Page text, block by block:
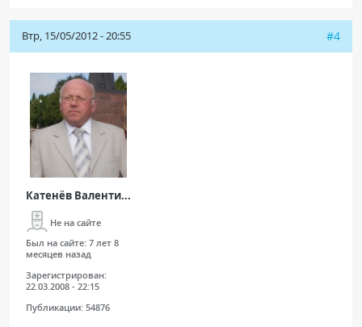
Втр, 15/05/2012 - 20:55 #4
Катенёв Валенти...
Не на сайте
Был на сайте: 7 лет 8
месяцев назад
Зарегистрирован:
22.03.2008 - 22:15
Публикации: 54876